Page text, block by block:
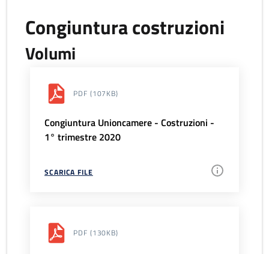
Congiuntura costruzioni
Volumi
PDF (107KB)
Congiuntura Unioncamere - Costruzioni -
1° trimestre 2020
SCARICA FILE
PDF (130KB)